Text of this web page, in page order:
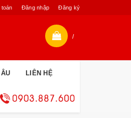
toán Đăng nhập Đăng ký
/
LIÊN HỆ